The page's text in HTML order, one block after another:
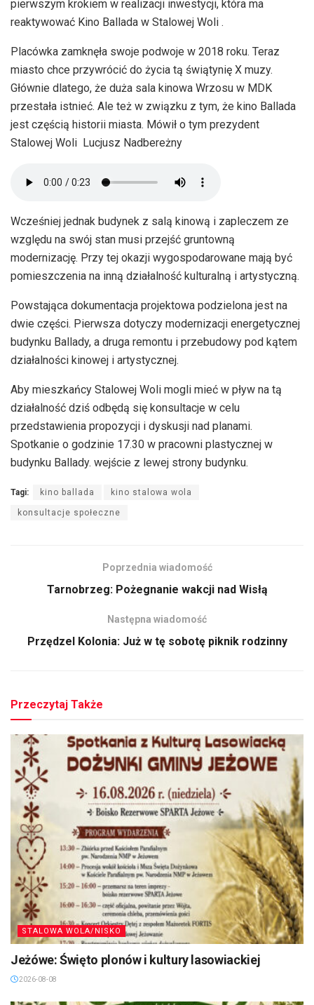
pierwszym krokiem w realizacji inwestycji, która ma
reaktywować Kino Ballada w Stalowej Woli .
Placówka zamknęła swoje podwoje w 2018 roku. Teraz
miasto chce przywrócić do życia tą świątynię X muzy.
Głównie dlatego, że duża sala kinowa Wrzosu w MDK
przestała istnieć. Ale też w związku z tym, że kino Ballada
jest częścią historii miasta. Mówił o tym prezydent
Stalowej Woli Lucjusz Nadbereżny
Wcześniej jednak budynek z salą kinową i zapleczem ze
względu na swój stan musi przejść gruntowną
modernizację. Przy tej okazji wygospodarowane mają być
pomieszczenia na inną działalność kulturalną i artystyczną.
Powstająca dokumentacja projektowa podzielona jest na
dwie części. Pierwsza dotyczy modernizacji energetycznej
budynku Ballady, a druga remontu i przebudowy pod kątem
działalności kinowej i artystycznej.
Aby mieszkańcy Stalowej Woli mogli mieć w pływ na tą
działalność dziś odbędą się konsultacje w celu
przedstawienia propozycji i dyskusji nad planami.
Spotkanie o godzinie 17.30 w pracowni plastycznej w
budynku Ballady. wejście z lewej strony budynku.
Tagi: kino ballada kino stalowa wola
konsultacje społeczne
Poprzednia wiadomość
Tarnobrzeg: Pożegnanie wakcji nad Wisłą
Następna wiadomość
Przędzel Kolonia: Już w tę sobotę piknik rodzinny
Przeczytaj Także
STALOWA WOLA/NISKO
Jeżówe: Święto plonów i kultury lasowiackiej
2026-08-08